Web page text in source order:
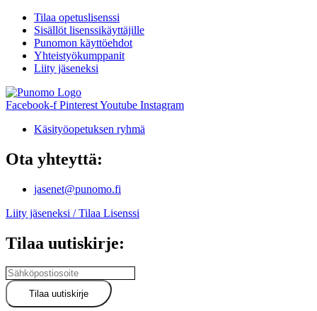
Tilaa opetuslisenssi
Sisällöt lisenssikäyttäjille
Punomon käyttöehdot
Yhteistyökumppanit
Liity jäseneksi
Facebook-f PinterestYoutube Instagram
Käsityöopetuksen ryhmä
Ota yhteyttä:
jasenet@punomo.fi
Liity jäseneksi / Tilaa Lisenssi
Tilaa uutiskirje: